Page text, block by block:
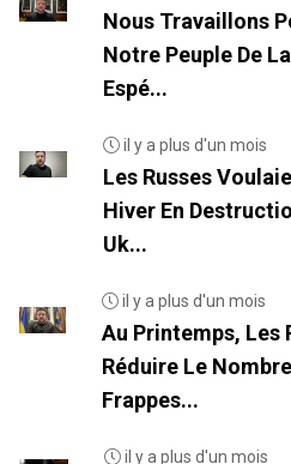
Nous Travaillons
Notre Peuple De
Espé...
il y a plus d'un mois
Les Russes
Hiver En
Uk...
il y a plus d'un mois
Au Printemps, Les
Réduire Le
Frappes...
il y a plus d'un mois